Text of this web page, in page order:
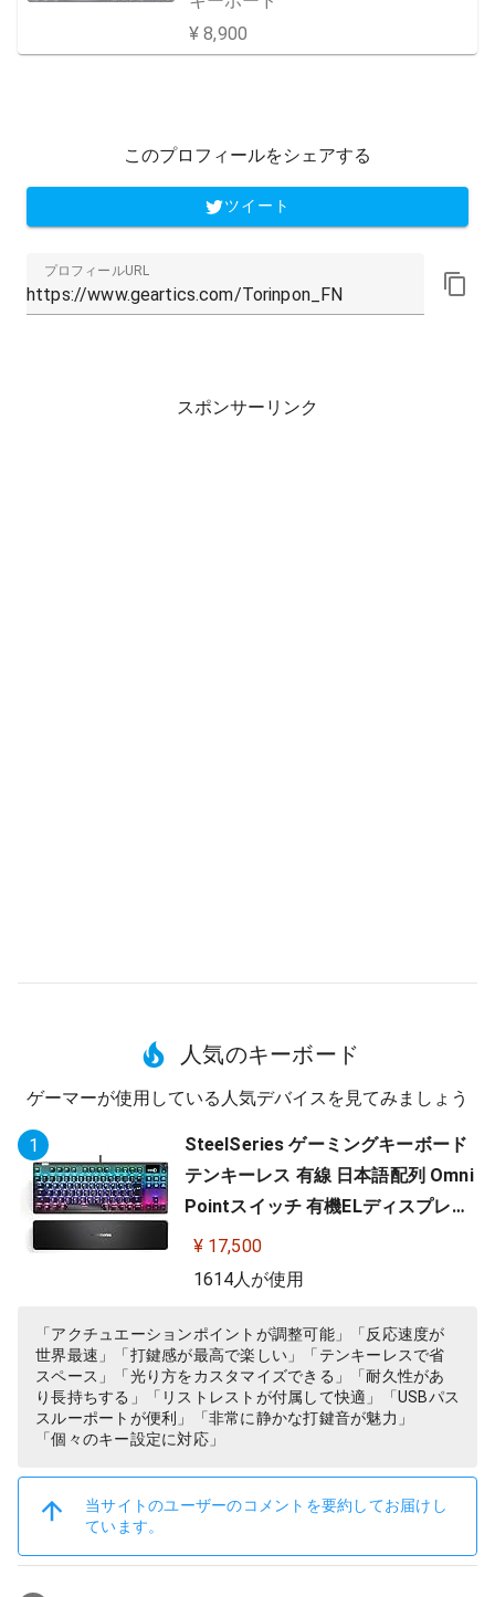
証品】 RZ03-02640700-R3M1
¥ 8,900
このプロフィールをシェアする
ツイート
プロフィールURL
スポンサーリンク
人気のキーボード
ゲーマーが使用している人気デバイスを見てみましょう
1
SteelSeries ゲーミングキーボード
テンキーレス 有線 日本語配列 Omni
Pointスイッチ 有機ELディスプレイ
搭載 Apex Pro TKL JP 64737
¥ 17,500
1614人が使用
「アクチュエーションポイントが調整可能」「反応速度が
世界最速」「打鍵感が最高で楽しい」「テンキーレスで省
スペース」「光り方をカスタマイズできる」「耐久性があ
り長持ちする」「リストレストが付属して快適」「USBパス
スルーポートが便利」「非常に静かな打鍵音が魅力」
「個々のキー設定に対応」
当サイトのユーザーのコメントを要約してお届けし
ています。